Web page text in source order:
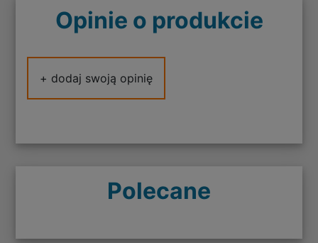
Opinie o produkcie
+ dodaj swoją opinię
Polecane